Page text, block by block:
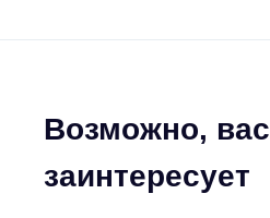
Возможно, вас
заинтересует